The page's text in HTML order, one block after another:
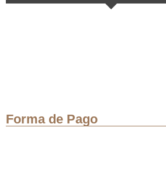
Forma de Pago